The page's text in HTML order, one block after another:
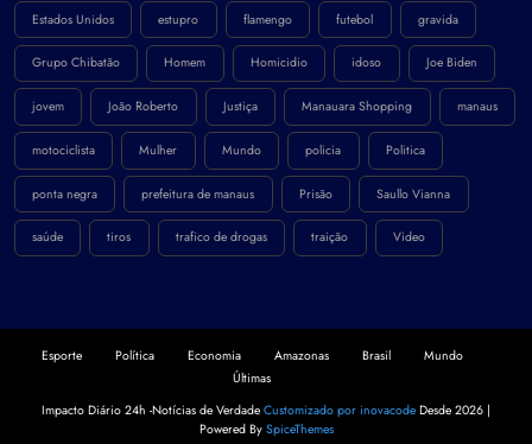
Estados Unidos estupro flamengo futebol gravida
Grupo Chibatão Homem Homicidio idoso Joe Biden
jovem João Roberto Justiça Manauara Shopping manaus
motociclista Mulher Mundo policia Politica
ponta negra prefeitura de manaus Prisão Saullo Vianna
saúde tiros trafico de drogas traição Video
Esporte Política Economia Amazonas Brasil
Mundo
Últimas
Impacto Diário 24h -Notícias de Verdade Customizado por inovacode Desde 2026 |
Powered By SpiceThemes